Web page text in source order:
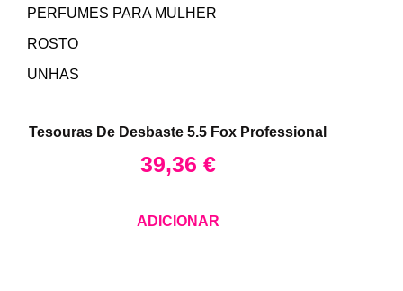
Tesouras De Desbaste 5.5 Fox Professional
39,36 €
ADICIONAR
PERFUMES PARA MULHER
ROSTO
UNHAS